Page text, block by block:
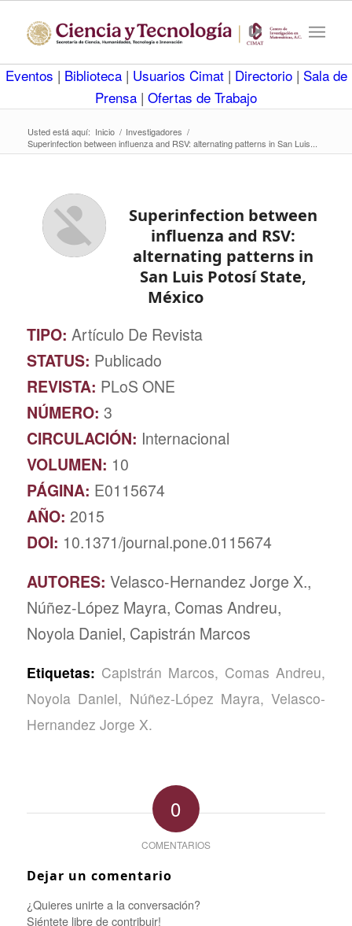
Eventos | Biblioteca | Usuarios Cimat | Directorio | Sala de
Prensa | Ofertas de Trabajo
Usted está aquí: Inicio / Investigadores /
Superinfection between influenza and RSV: alternating patterns in San Luis...
Superinfection between
influenza and RSV:
alternating patterns in
San Luis Potosí State,
México
TIPO: Artículo De Revista
STATUS: Publicado
REVISTA: PLoS ONE
NÚMERO: 3
CIRCULACIÓN: Internacional
VOLUMEN: 10
PÁGINA: E0115674
AÑO: 2015
DOI: 10.1371/journal.pone.0115674
AUTORES: Velasco-Hernandez Jorge X.,
Núñez-López Mayra, Comas Andreu,
Noyola Daniel, Capistrán Marcos
Etiquetas: Capistrán Marcos, Comas Andreu,
Noyola Daniel, Núñez-López Mayra,Velasco-
Hernandez Jorge X.
0
COMENTARIOS
Dejar un comentario
¿Quieres unirte a la conversación?
Siéntete libre de contribuir!